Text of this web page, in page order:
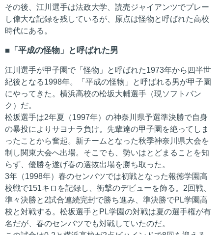
その後、江川選手は法政大学、読売ジャイアンツでプレー
し偉大な記録を残しているが、原点は怪物と呼ばれた高校
時代にある。
「平成の怪物」と呼ばれた男
江川選手が甲子園で「怪物」と呼ばれた1973年から四半世
紀後となる1998年。「平成の怪物」と呼ばれる男が甲子園
にやってきた。横浜高校の松坂大輔選手（現ソフトバン
ク）だ。
松坂選手は2年夏（1997年）の神奈川県予選準決勝で自身
の暴投によりサヨナラ負け。先輩達の甲子園を絶ってしま
ったことから奮起。新チームとなった秋季神奈川県大会を
制し関東大会へ出場。そこでも、勢いはとどまることを知
らず、優勝を遂げ春の選抜出場を勝ち取った。
3年（1998年）春のセンバツでは初戦となった報徳学園高
校戦で151キロを記録し、衝撃のデビューを飾る。2回戦、
準々決勝と2試合連続完封で勝ち進み、準決勝でPL学園高
校と対戦する。松坂選手とPL学園の対戦は夏の選手権が有
名だが、春のセンバツでも対戦していたのだ。